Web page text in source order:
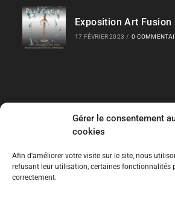
Gérer le consentement
cookies
Afin d'améliorer votre visite sur le site, nous
refusant leur utilisation, certaines fonctionnalités
correctement.
Exposition Art Fusion
17 FÉVRIER 2023 / 0
Liens Rapides
Les Collections